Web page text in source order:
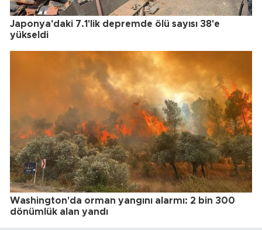
Japonya'daki 7.1'lik depremde ölü sayısı 38'e
yükseldi
Washington'da orman yangını alarmı: 2 bin 300
dönümlük alan yandı